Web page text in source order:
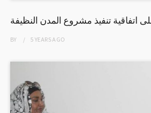
اتفاقية تنفيذ مشروع المدن النظيفة
BY 5 YEARSAGO